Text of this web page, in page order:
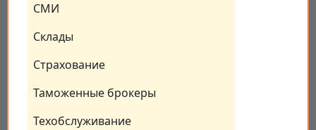
СМИ
Склады
Страхование
Таможенные брокеры
Техобслуживание